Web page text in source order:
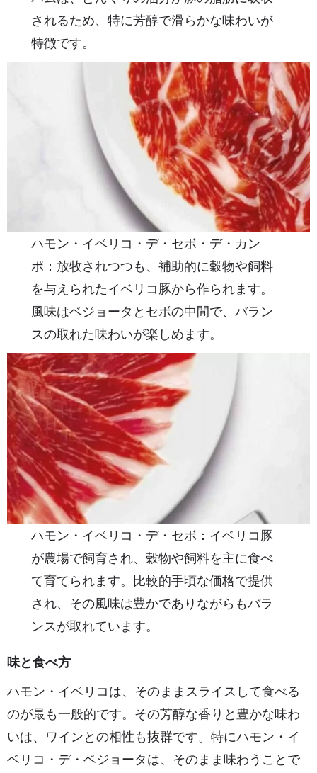
されるため、特に芳醇で滑らかな味わいが
特徴です。
ハモン・イベリコ・デ・セボ・デ・カン
ポ：放牧されつつも、補助的に穀物や飼料
を与えられたイベリコ豚から作られます。
風味はベジョータとセボの中間で、バラン
スの取れた味わいが楽しめます。
ハモン・イベリコ・デ・セボ：イベリコ豚
が農場で飼育され、穀物や飼料を主に食べ
て育てられます。比較的手頃な価格で提供
され、その風味は豊かでありながらもバラ
ンスが取れています。
味と食べ方
ハモン・イベリコは、そのままスライスして食べる
のが最も一般的です。その芳醇な香りと豊かな味わ
いは、ワインとの相性も抜群です。特にハモン・イ
ベリコ・デ・ベジョータは、そのまま味わうことで